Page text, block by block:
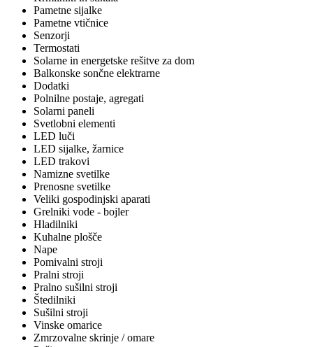
Pametne sijalke
Pametne vtičnice
Senzorji
Termostati
Solarne in energetske rešitve za dom
Balkonske sončne elektrarne
Dodatki
Polnilne postaje, agregati
Solarni paneli
Svetlobni elementi
LED luči
LED sijalke, žarnice
LED trakovi
Namizne svetilke
Prenosne svetilke
Veliki gospodinjski aparati
Grelniki vode - bojler
Hladilniki
Kuhalne plošče
Nape
Pomivalni stroji
Pralni stroji
Pralno sušilni stroji
Štedilniki
Sušilni stroji
Vinske omarice
Zmrzovalne skrinje / omare